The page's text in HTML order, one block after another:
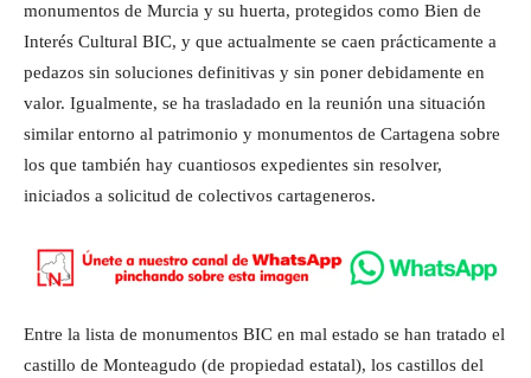
monumentos de Murcia y su huerta, protegidos como Bien de
Interés Cultural BIC, y que actualmente se caen prácticamente a
pedazos sin soluciones definitivas y sin poner debidamente en
valor. Igualmente, se ha trasladado en la reunión una situación
similar entorno al patrimonio y monumentos de Cartagena sobre
los que también hay cuantiosos expedientes sin resolver,
iniciados a solicitud de colectivos cartageneros.
Entre la lista de monumentos BIC en mal estado se han tratado el
castillo de Monteagudo (de propiedad estatal), los castillos del